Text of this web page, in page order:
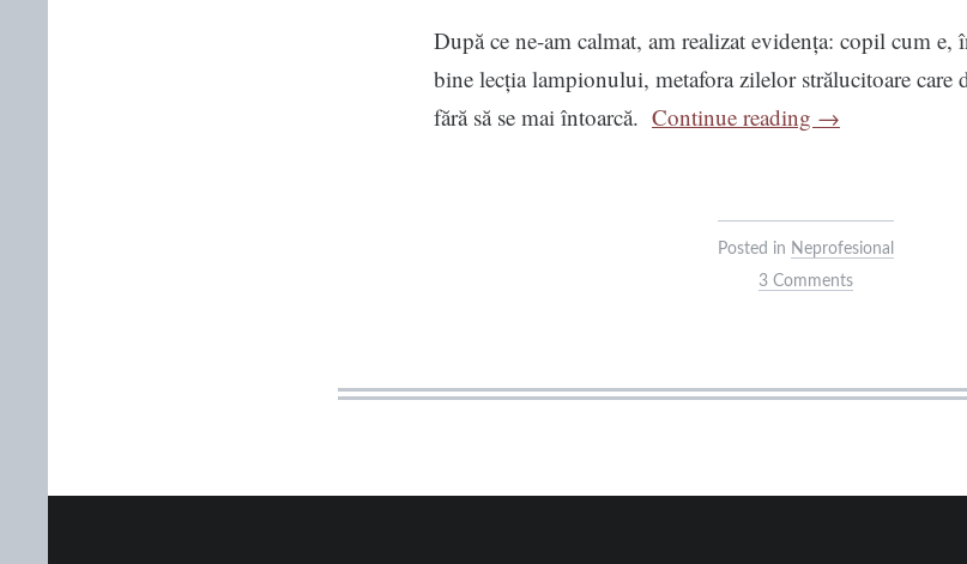
După ce ne-am calmat, am realizat evidența: copil cum e,
bine lecția lampionului, metafora zilelor strălucitoare
fără să se mai întoarcă. Continue reading “Lampionul”
→
Posted in Neprofesional
3 Comments